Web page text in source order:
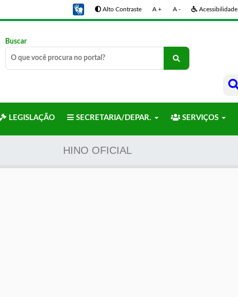
Alto Contraste A + A - Acessibilidade
Buscar
LEGISLAÇÃO SECRETARIA/DEPAR. SERVIÇOS
HINO OFICIAL